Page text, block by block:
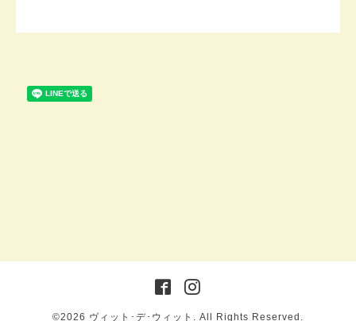
©2026 ヴィット･デ･ウィット . All Rights Reserved.